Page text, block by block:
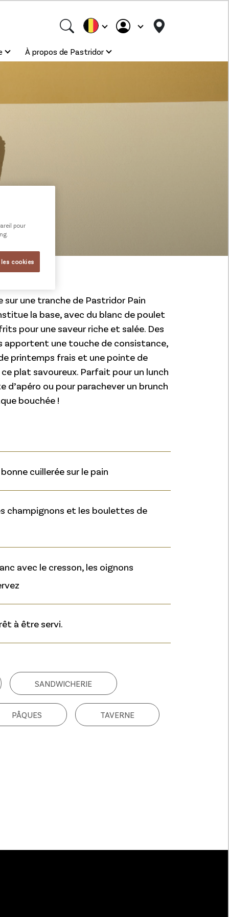
À propos de Pastridor
une tranche de Pastridor Pain
la base, avec du blanc de poulet
pour une saveur riche et salée. Des
une touche de consistance,
printemps frais et une pointe de
plat savoureux. Parfait pour un lunch
ou pour parachever un brunch
bouchée !
cuillerée sur le pain
champignons et les boulettes de
avec le cresson, les oignons
à être servi.
SANDWICHERIE
PÂQUES TAVERNE
pour
cookies